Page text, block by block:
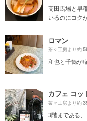
高田馬場と早
いるのにコク
ロマン
茶々工房より約
和也と千鶴が
カフェ コ
茶々工房より約
3階まである、